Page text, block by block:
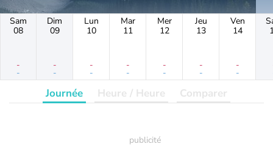
Sam
08
-
-
Dim
09
-
-
Lun
10
-
-
Mar
11
-
-
Mer
12
-
-
Jeu
13
-
-
Ven
14
-
-
Journée Heure / Heure Comparer